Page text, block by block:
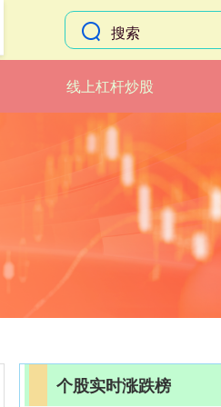
线上杠杆炒股
个股实时涨跌榜